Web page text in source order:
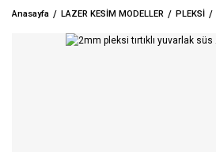
Anasayfa LAZER KESİM MODELLER PLEKSİ